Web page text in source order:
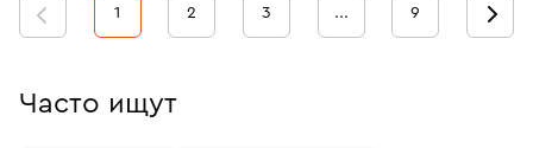
1 2 3 ... 9
Часто ищут